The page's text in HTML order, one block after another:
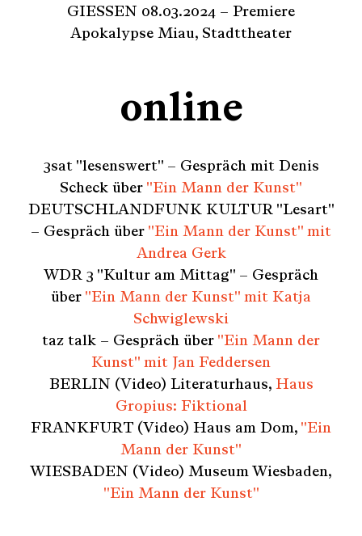
GIESSEN 08.03.2024 – Premiere
Apokalypse Miau, Stadttheater
online
3sat "lesenswert" – Gespräch mit Denis
Scheck über "Ein Mann der Kunst"
DEUTSCHLANDFUNK KULTUR "Lesart"
– Gespräch über "Ein Mann der Kunst" mit
Andrea Gerk
WDR 3 "Kultur am Mittag" – Gespräch
über "Ein Mann der Kunst" mit Katja
Schwiglewski
taz talk – Gespräch über "Ein Mann der
Kunst" mit Jan Feddersen
BERLIN (Video) Literaturhaus, Haus
Gropius: Fiktional
FRANKFURT (Video) Haus am Dom, "Ein
Mann der Kunst"
WIESBADEN (Video) Museum Wiesbaden,
"Ein Mann der Kunst"